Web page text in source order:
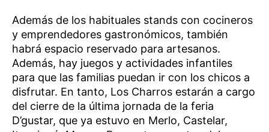
Además de los habituales stands con cocineros
y emprendedores gastronómicos, también
habrá espacio reservado para artesanos.
Además, hay juegos y actividades infantiles
para que las familias puedan ir con los chicos a
disfrutar. En tanto, Los Charros estarán a cargo
del cierre de la última jornada de la feria
D’gustar, que ya estuvo en Merlo, Castelar,